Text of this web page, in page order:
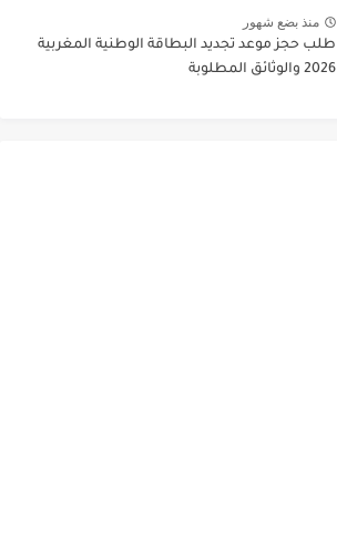
منذ بضع شهور
طلب حجز موعد تجديد البطاقة الوطنية المغربية
2026 والوثائق المطلوبة